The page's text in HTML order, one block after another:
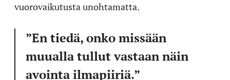
vuorovaikutusta unohtamatta.
”En tiedä, onko missään
muualla tullut vastaan näin
avointa ilmapiiriä.”